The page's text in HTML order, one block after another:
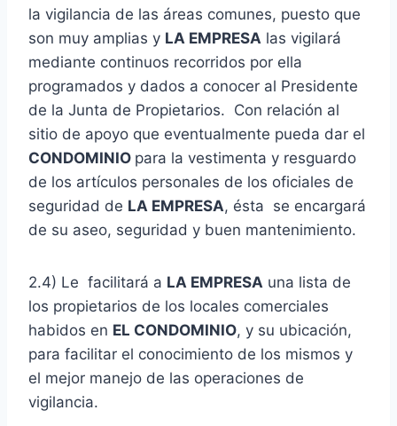
la vigilancia de las áreas comunes, puesto que
son muy amplias y LA EMPRESA las vigilará
mediante continuos recorridos por ella
programados y dados a conocer al Presidente
de la Junta de Propietarios. Con relación al
sitio de apoyo que eventualmente pueda dar el
CONDOMINIO para la vestimenta y resguardo
de los artículos personales de los oficiales de
seguridad de LA EMPRESA, ésta se encargará
de su aseo, seguridad y buen mantenimiento.
2.4) Le facilitará a LA EMPRESA una lista de
los propietarios de los locales comerciales
habidos en EL CONDOMINIO, y su ubicación,
para facilitar el conocimiento de los mismos y
el mejor manejo de las operaciones de
vigilancia.